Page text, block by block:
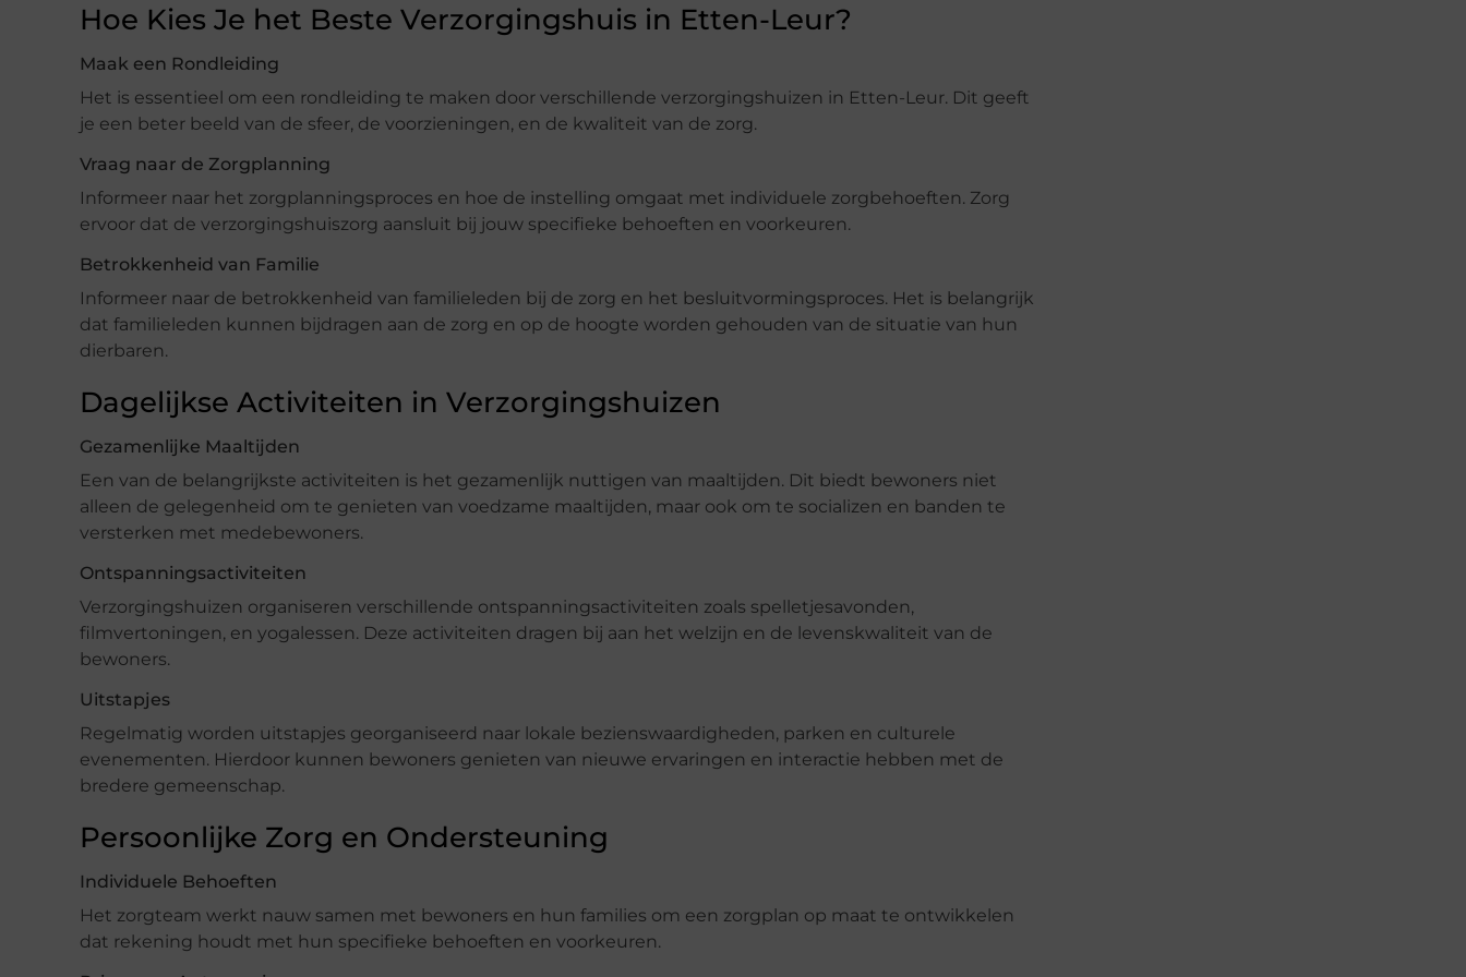
Hoe Kies Je het Beste Verzorgingshuis in Etten-Leur?
Maak een Rondleiding
Het is essentieel om een rondleiding te maken door verschillende verzorgingshuizen in Etten-Leur. Dit geeft
je een beter beeld van de sfeer, de voorzieningen, en de kwaliteit van de zorg.
Vraag naar de Zorgplanning
Informeer naar het zorgplanningsproces en hoe de instelling omgaat met individuele zorgbehoeften. Zorg
ervoor dat de verzorgingshuiszorg aansluit bij jouw specifieke behoeften en voorkeuren.
Betrokkenheid van Familie
Informeer naar de betrokkenheid van familieleden bij de zorg en het besluitvormingsproces. Het is belangrijk
dat familieleden kunnen bijdragen aan de zorg en op de hoogte worden gehouden van de situatie van hun
dierbaren.
Dagelijkse Activiteiten in Verzorgingshuizen
Gezamenlijke Maaltijden
Een van de belangrijkste activiteiten is het gezamenlijk nuttigen van maaltijden. Dit biedt bewoners niet
alleen de gelegenheid om te genieten van voedzame maaltijden, maar ook om te socializen en banden te
versterken met medebewoners.
Ontspanningsactiviteiten
Verzorgingshuizen organiseren verschillende ontspanningsactiviteiten zoals spelletjesavonden,
filmvertoningen, en yogalessen. Deze activiteiten dragen bij aan het welzijn en de levenskwaliteit van de
bewoners.
Uitstapjes
Regelmatig worden uitstapjes georganiseerd naar lokale bezienswaardigheden, parken en culturele
evenementen. Hierdoor kunnen bewoners genieten van nieuwe ervaringen en interactie hebben met de
bredere gemeenschap.
Persoonlijke Zorg en Ondersteuning
Individuele Behoeften
Het zorgteam werkt nauw samen met bewoners en hun families om een zorgplan op maat te ontwikkelen
dat rekening houdt met hun specifieke behoeften en voorkeuren.